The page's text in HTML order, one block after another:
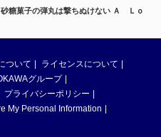
砂糖菓子の弾丸は撃ちぬけない Ａ Ｌｏ
ついて
ライセンスについて
グループ
プライバシーポリシー
My Personal Information